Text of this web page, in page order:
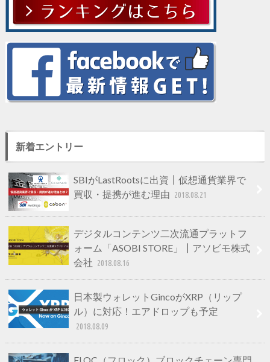
新着エントリー
SBIがLastRootsに出資┃仮想通貨業界で
買収・提携が進む理由 2018.08.21
デジタルコンテンツ二次流通プラットフ
ォーム「ASOBI STORE」┃アソビモ株式
会社 2018.08.16
日本製ウォレットGincoがXRP（リップ
ル）に対応！エアドロップも予定
2018.08.09